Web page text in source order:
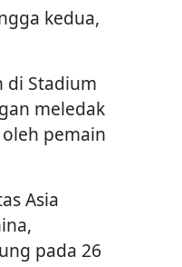
kedua,
di Stadium
meledak
pemain
Asia
pada 26